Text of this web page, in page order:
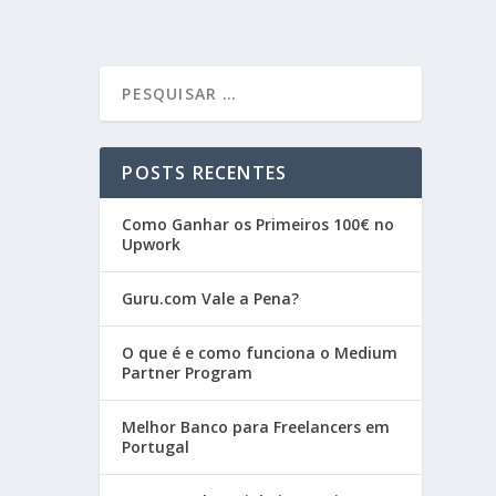
POSTS RECENTES
Como Ganhar os Primeiros 100€ no
Upwork
Guru.com Vale a Pena?
O que é e como funciona o Medium
Partner Program
Melhor Banco para Freelancers em
Portugal